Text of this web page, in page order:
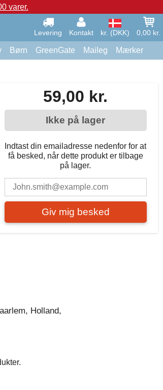
varer.
Levering Kontakt kr. (DKK) 0,00 kr.
Børn GreenGate Maileg Mærker
59,00 kr.
Ikke på lager
Indtast din emailadresse nedenfor for at
få besked, når dette produkt er tilbage
på lager.
Giv mig besked
Holland,